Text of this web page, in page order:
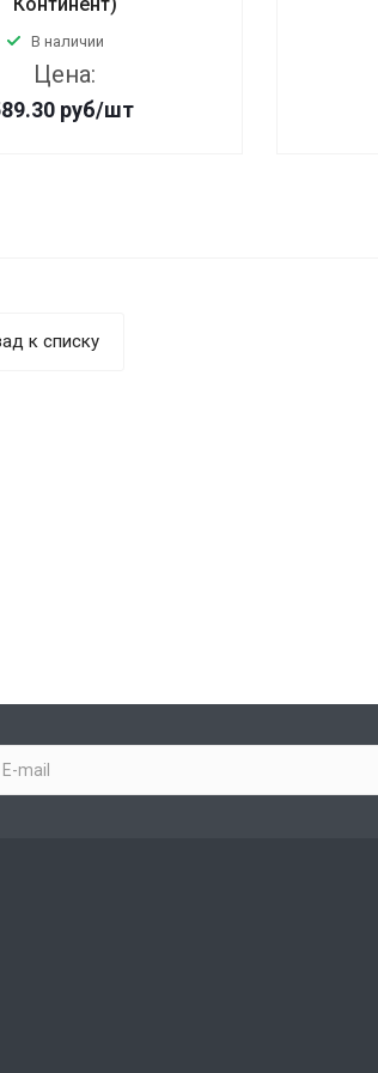
В наличии
Цена:
руб/шт
к списку